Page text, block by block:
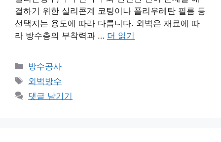
결하기 위한 실리콘계 코팅이나 폴리우레탄 필름 등
선택지는 용도에 따라 다릅니다. 외벽은 재료에 따
라 방수층의 부착력과 … 더 읽기
카
테
고
리
방수공사
태
그
외벽방수
댓글 남기기